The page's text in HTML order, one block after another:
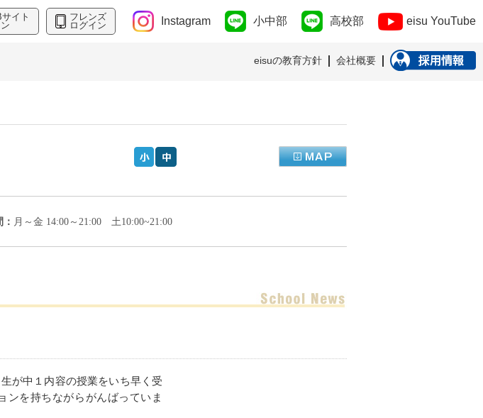
イト
フレンズ
ログイン
Instagram 小中部 高校部 eisu YouTube
eisuの教育方針 会社概要
月～金 14:00～21:00 土10:00~21:00
が中１内容の授業をいち早く受
ンを持ちながらがんばっていま